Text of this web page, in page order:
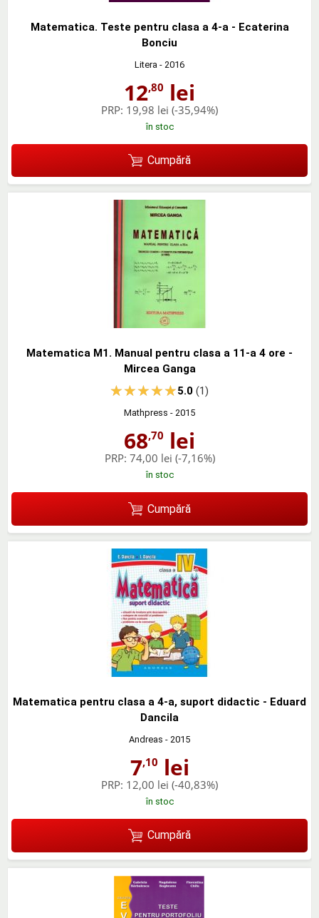
Matematica. Teste pentru clasa a 4-a - Ecaterina
Bonciu
Litera - 2016
12,80 lei
PRP: 19,98 lei (-35,94%)
în stoc
Cumpără
Matematica M1. Manual pentru clasa a 11-a 4 ore -
Mircea Ganga
5.0(1)
Mathpress - 2015
68,70 lei
PRP: 74,00 lei (-7,16%)
în stoc
Cumpără
Matematica pentru clasa a 4-a, suport didactic - Eduard
Dancila
Andreas - 2015
7,10 lei
PRP: 12,00 lei (-40,83%)
în stoc
Cumpără